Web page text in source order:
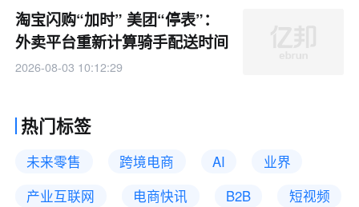
淘宝闪购“加时” 美团“停表”：
外卖平台重新计算骑手配送时间
2026-08-03 10:12:29
热门标签
未来零售 跨境电商 AI
业界
产业互联网
电商快讯 B2B
短视频